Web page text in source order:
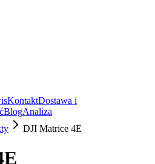
KontaktDostawa i
BlogAnaliza
DJI Matrice 4E